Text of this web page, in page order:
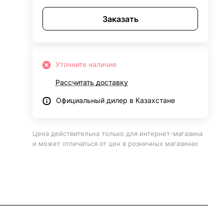
Заказать
Уточните наличие
Рассчитать доставку
Официальный дилер в Казахстане
Цена действительна только для интернет-магазина
и может отличаться от цен в розничных магазинах